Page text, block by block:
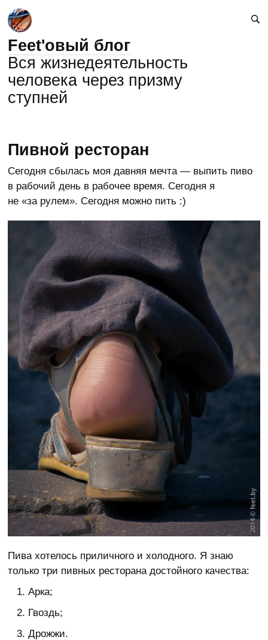
Feet'овый блог
Вся жизнедеятельность
человека через призму
ступней
Пивной ресторан
Сегодня сбылась моя давняя мечта — выпить пиво
в рабочий день в рабочее время. Сегодня я
не «за рулем». Сегодня можно пить :)
Пива хотелось приличного и холодного. Я знаю
только три пивных ресторана достойного качества:
Арка;
Гвоздь;
Дрожжи.